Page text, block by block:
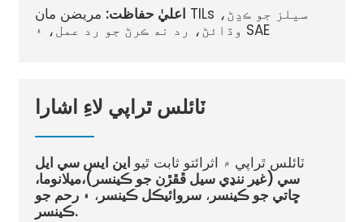
اعليٰ حفاظت: مريضن مان TILs سيلز جو ڪڍڻ،
وڌائڻ، رد نه ڪرڻ جو رد عمل، ۽ SAE
ٽائلس ٿراپي لاءِ اشارا
ٽائلس ٿراپي ۾ اثرائتو ثابت ٿيو اين ايس سي ايل
سي (غير ننڍي سيل ڦڦڙن جو ڪينسر)،ميلانوما،
ڇاتي جو ڪينسر ،سروائيڪل ڪينسر ، ۽ رحم جو
ڪينسر.